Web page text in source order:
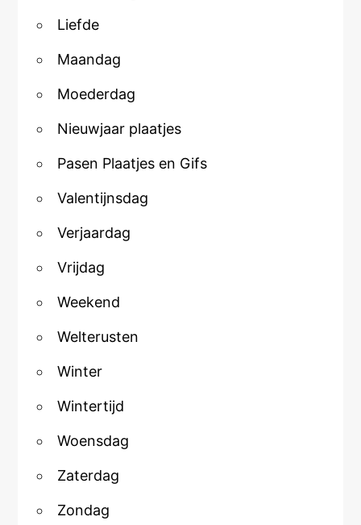
Liefde
Maandag
Moederdag
Nieuwjaar plaatjes
Pasen Plaatjes en Gifs
Valentijnsdag
Verjaardag
Vrijdag
Weekend
Welterusten
Winter
Wintertijd
Woensdag
Zaterdag
Zondag